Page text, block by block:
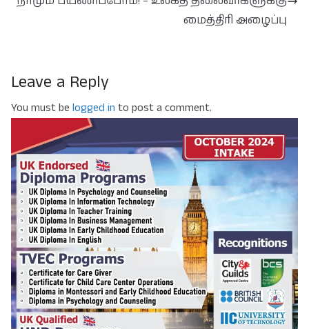
மைத்திரி அழைப்பு
Leave a Reply
You must be logged in to post a comment.